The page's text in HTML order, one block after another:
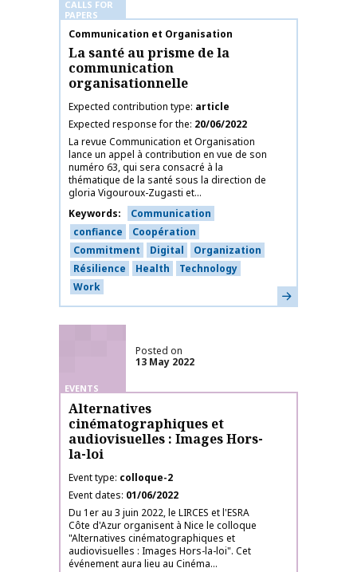
CALLS FOR
PAPERS
Publication name
Communication et Organisation
La santé au prisme de la
communication
organisationnelle
Expected contribution type article
Expected response for the 20/06/2022
La revue Communication et Organisation
lance un appel à contribution en vue de son
numéro 63, qui sera consacré à la
thématique de la santé sous la direction de
gloria Vigouroux-Zugasti et...
Keywords
Communication
confiance
Coopération
Commitment
Digital
Organization
Résilience
Health
Technology
Work
Learn more
EVENTS
Posted on
13 May 2022
Alternatives
cinématographiques et
audiovisuelles : Images Hors-
la-loi
Event type colloque-2
Event dates 01/06/2022
Du 1er au 3 juin 2022, le LIRCES et l'ESRA
Côte d'Azur organisent à Nice le colloque
"Alternatives cinématographiques et
audiovisuelles : Images Hors-la-loi". Cet
événement aura lieu au Cinéma...